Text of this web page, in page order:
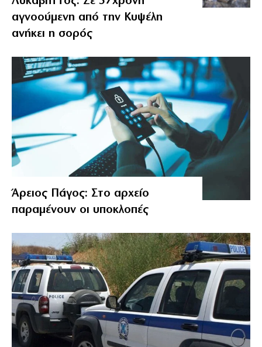
αγνοούμενη από την Κυψέλη
ανήκει η σορός
Άρειος Πάγος: Στο αρχείο
παραμένουν οι υποκλοπές